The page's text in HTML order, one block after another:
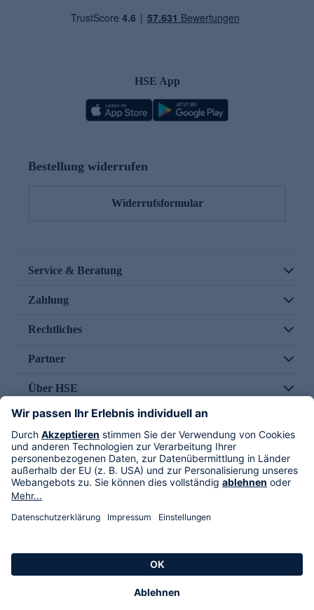
HSE App
Bestellung widerrufen
Widerrufsformular
Service & Beratung
Zahlung
Rechtliches
Partner
Über HSE
Im TV
HSE International